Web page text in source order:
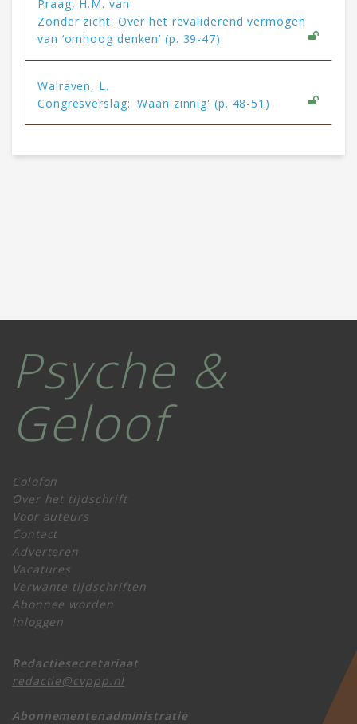
Praag, H.M. van
Zonder zicht. Over het revaliderend vermogen
van ‘omhoog denken’ (p. 39-47)
Walraven, L.
Congresverslag: 'Waan zinnig' (p. 48-51)
Psyche &
Geloof
Colofon
Over het tijdschrift
Voor auteurs
Contact
Adverteren
Vacatures
Verwante tijdschriften
Abonnee worden
Inloggen
Redactiesecretariaat
redactie@cvppp.nl
Abonnementenadministratie